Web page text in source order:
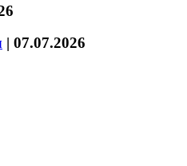
| 07.07.2026